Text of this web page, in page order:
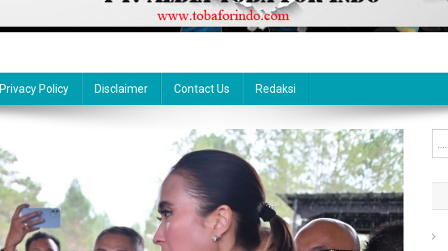
Privacy Policy Disclaimer Contact Us Redaksi